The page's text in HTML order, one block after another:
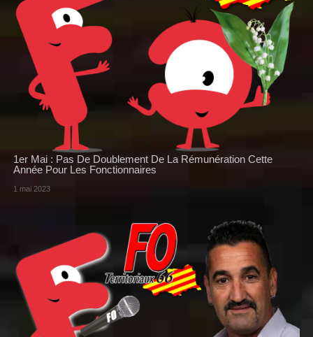
1er Mai : Pas De Doublement De La Rémunération Cette
Année Pour Les Fonctionnaires
1 mai 2023